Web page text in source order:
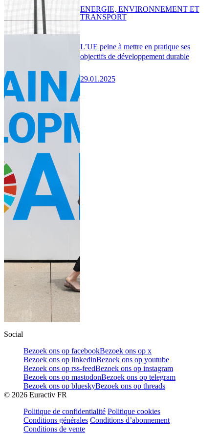
L’UE peine à mettre en pratique ses
objectifs de développement durable
29.01.2025
ENERGIE, ENVIRONNEMENT ET
TRANSPORT
Social
Bezoek ons op facebookBezoek ons op x
Bezoek ons op linkedinBezoek ons op youtube
Bezoek ons op rss-feedBezoek ons op instagram
Bezoek ons op mastodonBezoek ons op telegram
Bezoek ons op blueskyBezoek ons op threads
© 2026 Euractiv FR
Politique de confidentialité Politique cookies
Conditions générales Conditions d’abonnement
Conditions de vente